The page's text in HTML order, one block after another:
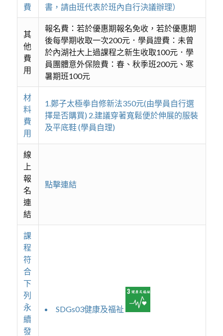
費
書，請由班代表於班內自行決議辦理）
其
他
費
用
報名費：若於優惠期報名免收，若於優惠期
後每學期收取一次200元．學員證費：未曾
於內湖社大上過課程之新生收取100元．學
員團體意外保險費：春、秋季班200元、寒
暑期班100元
材
料
費
用
1.鄭子太極拳自修新法350元(由學員自行選
擇是否購買) 2.建議穿著寬鬆便於伸展的服裝
及平底鞋 (學員自理)
線
上
報
名
連
結
點擊連結
課
程
符
合
下
列
永
續
發
SDGs03健康及福祉